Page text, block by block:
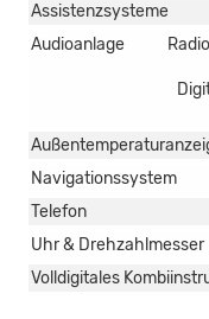
Assistenzsysteme
Audioanlage
Navigationssystem
Telefon
Uhr & Drehzahlmesser
Volldigitales